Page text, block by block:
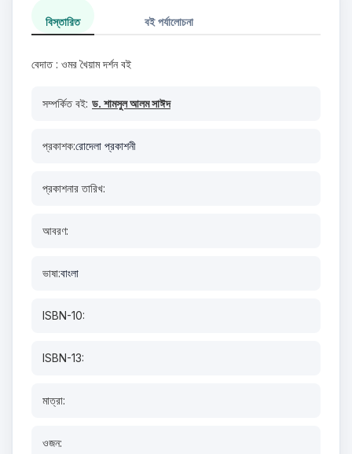
বিস্তারিত বই পর্যালোচনা
বেদাত : ওমর খৈয়াম দর্শন বই
সম্পর্কিত বই: ড. শামসুল আলম সাঈদ
প্রকাশক:রোদেলা প্রকাশনী
প্রকাশনার তারিখ:
আবরণ:
ভাষা:বাংলা
ISBN-10:
ISBN-13:
মাত্রা:
ওজন: